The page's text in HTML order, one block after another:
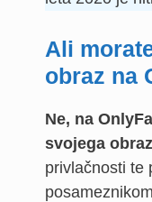
Ali
obraz na
Ne, na
svojega
privlačnosti te